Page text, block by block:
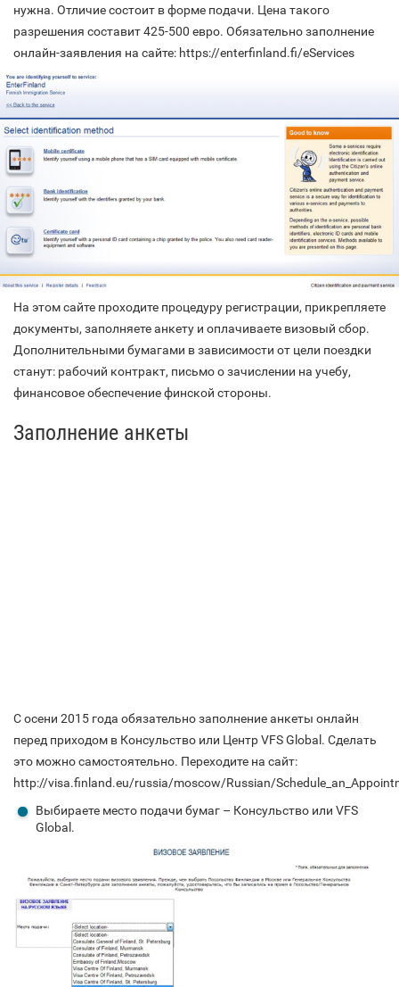
нужна. Отличие состоит в форме подачи. Цена такого
разрешения составит 425-500 евро. Обязательно заполнение
онлайн-заявления на сайте: https://enterfinland.fi/eServices
На этом сайте проходите процедуру регистрации, прикрепляете
документы, заполняете анкету и оплачиваете визовый сбор.
Дополнительными бумагами в зависимости от цели поездки
станут: рабочий контракт, письмо о зачислении на учебу,
финансовое обеспечение финской стороны.
Заполнение анкеты
С осени 2015 года обязательно заполнение анкеты онлайн
перед приходом в Консульство или Центр VFS Global. Сделать
это можно самостоятельно. Переходите на сайт:
http://visa.finland.eu/russia/moscow/Russian/
Выбираете место подачи бумаг – Консульство или VFS
Global.